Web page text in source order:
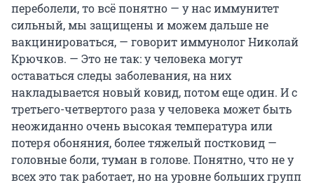
переболели, то всё понятно — у нас иммунитет
сильный, мы защищены и можем дальше не
вакцинироваться, — говорит иммунолог Николай
Крючков. — Это не так: у человека могут
оставаться следы заболевания, на них
накладывается новый ковид, потом еще один. И с
третьего-четвертого раза у человека может быть
неожиданно очень высокая температура или
потеря обоняния, более тяжелый постковид —
головные боли, туман в голове. Понятно, что не у
всех это так работает, но на уровне больших групп